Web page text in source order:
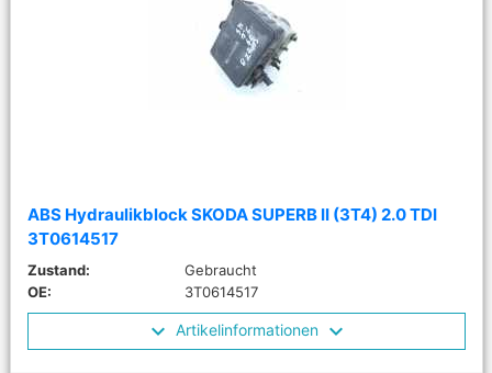
ABS Hydraulikblock SKODA SUPERB II (3T4) 2.0 TDI
3T0614517
Zustand:
Gebraucht
OE:
3T0614517
Artikelinformationen